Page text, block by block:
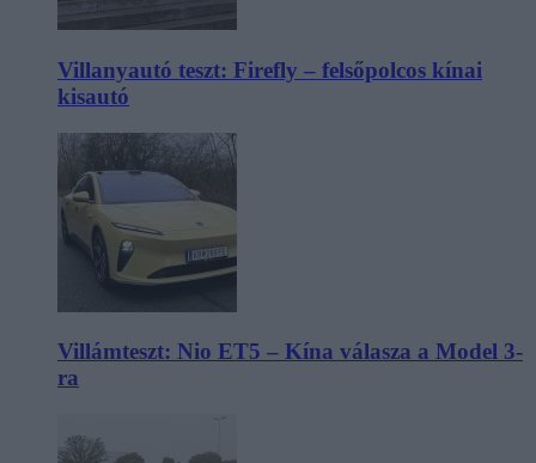
Villanyautó teszt: Firefly – felsőpolcos kínai
kisautó
Villámteszt: Nio ET5 – Kína válasza a Model 3-
ra